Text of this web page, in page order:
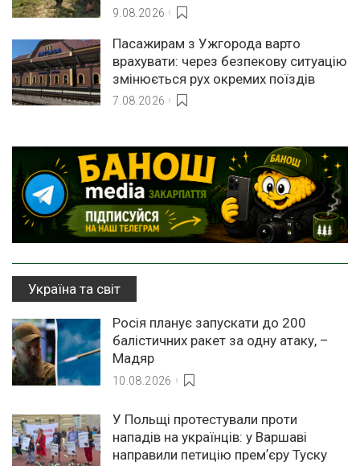
9.08.2026
Пасажирам з Ужгорода варто
врахувати: через безпекову ситуацію
змінюється рух окремих поїздів
7.08.2026
Україна та світ
Росія планує запускати до 200
балістичних ракет за одну атаку, –
Мадяр
10.08.2026
У Польщі протестували проти
нападів на українців: у Варшаві
направили петицію премʼєру Туску